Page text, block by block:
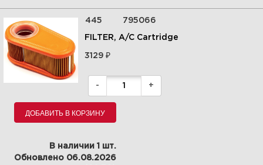
6 | Crankshaft Group | 14B937-
0019-H5 | Briggs&Stratton |
Запчасти
Увеличить
445 795066
FILTER, A/C Cartridge
3129₽
- +
ДОБАВИТЬ В КОРЗИНУ
В наличии 1 шт.
Обновлено 06.08.2026